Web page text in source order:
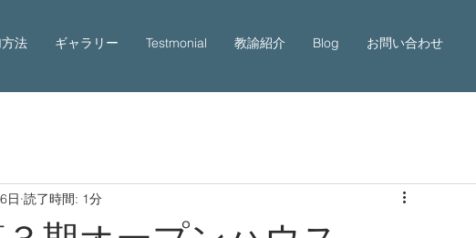
法 ギャラリー Testmonial 教諭紹介 Blog お問い合わせ
日 読了時間: 1分